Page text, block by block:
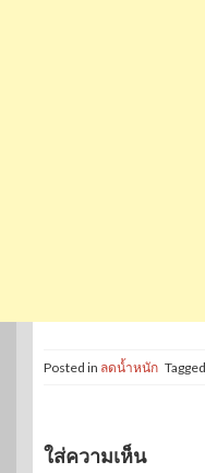
Posted in ลดน้ำหนัก Tagged
ใส่ความเห็น